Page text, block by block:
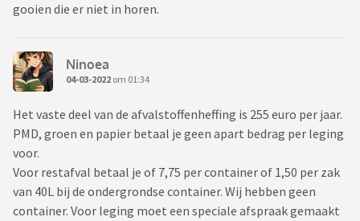
gooien die er niet in horen.
Ninoea
04-03-2022 om 01:34
Het vaste deel van de afvalstoffenheffing is 255 euro per jaar.
PMD, groen en papier betaal je geen apart bedrag per leging
voor.
Voor restafval betaal je of 7,75 per container of 1,50 per zak
van 40L bij de ondergrondse container. Wij hebben geen
container. Voor leging moet een speciale afspraak gemaakt